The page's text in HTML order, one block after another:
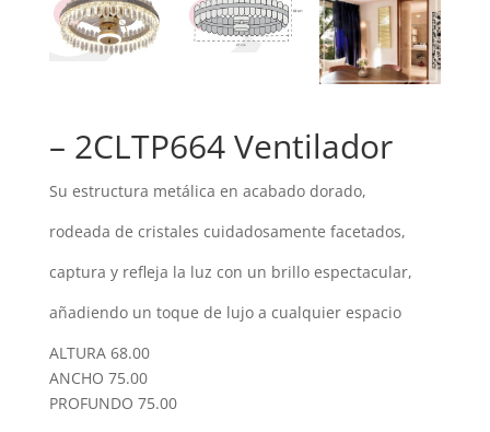
– 2CLTP664 Ventilador
Su estructura metálica en acabado dorado,
rodeada de cristales cuidadosamente facetados,
captura y refleja la luz con un brillo espectacular,
añadiendo un toque de lujo a cualquier espacio
ALTURA 68.00
ANCHO 75.00
PROFUNDO 75.00